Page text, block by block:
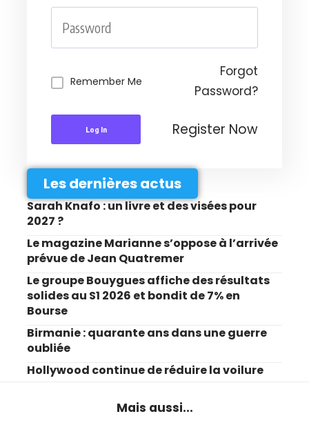
Remember Me
Forgot
Password?
Log In Register Now
Les dernières actus
Sarah Knafo : un livre et des visées pour
2027 ?
Le magazine Marianne s’oppose à l’arrivée
prévue de Jean Quatremer
Le groupe Bouygues affiche des résultats
solides au S1 2026 et bondit de 7% en
Bourse
Birmanie : quarante ans dans une guerre
oubliée
Hollywood continue de réduire la voilure
Mais aussi...